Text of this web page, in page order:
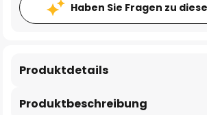
Haben Sie Fragen zu
Produktbeschreibung
Produktdetails